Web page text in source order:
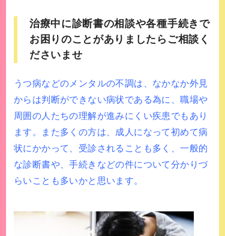
治療中に診断書の相談や各種手続きで
お困りのことがありましたらご相談く
ださいませ
うつ病などのメンタルの不調は、なかなか外見
からは判断ができない病状である為に、職場や
周囲の人たちの理解が進みにくい疾患でもあり
ます。また多くの方は、成人になって初めて病
状にかかって、受診されることも多く、一般的
な診断書や、手続きなどの件について分かりづ
らいことも多いかと思います。